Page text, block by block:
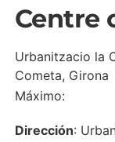
Centre
Urbanitzacio la
Cometa, Girona
Máximo:
Dirección: